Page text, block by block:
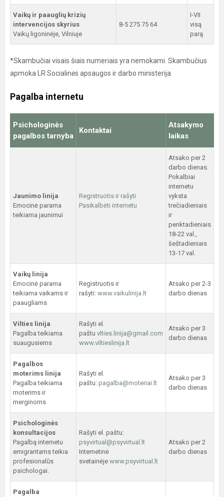
Vaikų ir paauglių krizių
intervencijos skyrius
Vaikų ligoninėje, Vilniuje
8-5 275 75 64
I-VII
visą
parą
*Skambučiai visais šiais numeriais yra nemokami. Skambučius
apmoka LR Socialinės apsaugos ir darbo ministerija
Pagalba internetu
Psichologinės
pagalbos tarnyba
Kontaktai
Atsakymo
laikas
Jaunimo linija
Emocinė parama
teikiama jaunimui
Registruotis ir rašyti
Pasikalbėti internetu
Atsako per 2
darbo dienas.
Pokalbiai
internetu
vyksta
trečiadieniais
ir
penktadieniais
18-22 val.,
šeštadieniais
13-17 val.
Vaikų linija
Emocinė parama
teikiama vaikams ir
paaugliams
Registruotis ir
rašyti: www.vaikulinija.lt
Atsako per 2-3
darbo dienas
Vilties linija
Pagalba teikiama
suaugusiems
Rašyti el.
paštu vlties.linija@gmail.com
www.viltieslinija.lt
Atsako per 3
darbo dienas
Pagalbos
moterims linija
Pagalba teikiama
moterims ir
merginoms
Rašyti el.
paštu: pagalba@moteriai.lt
Atsako per 3
darbo dienas
Psichologinės
konsultacijos
Pagalbą internetu
emigrantams teikia
profesionalūs
psichologai.
Rašyti el. paštu:
psyvirtual@psyvirtual.lt
Internetinė
svetainėje www.psyvirtual.lt
Atsako per 2
darbo dienas
Pagalba